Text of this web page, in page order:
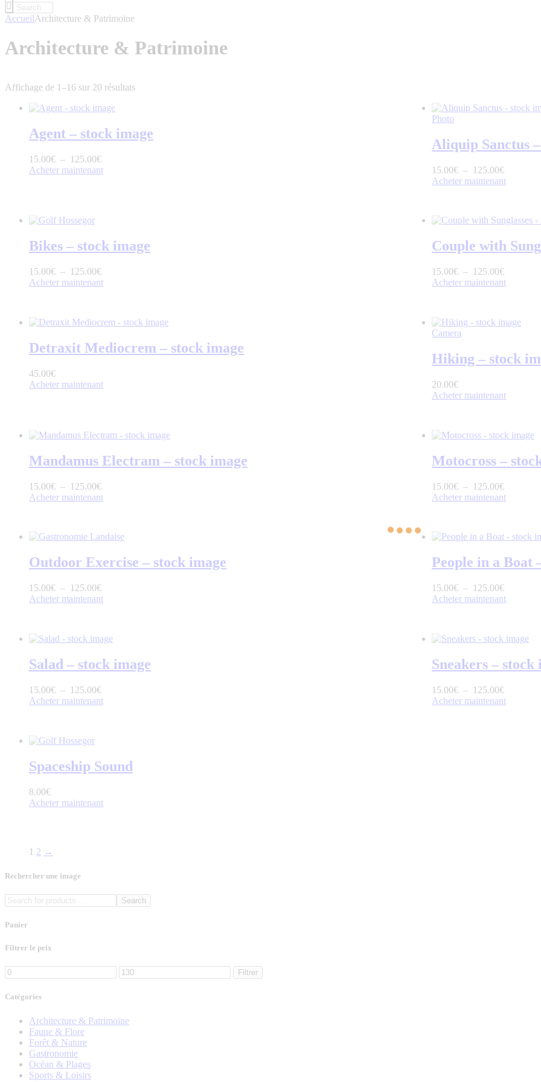
AccueilArchitecture & Patrimoine
Architecture & Patrimoine
Affichage de 1–16 sur 20 résultats
Agent – stock image
15.00€ – 125.00€
Acheter maintenant
Photo
Aliquip Sanctus
15.00€ – 125.00€
Acheter maintenant
Bikes – stock image
15.00€ – 125.00€
Acheter maintenant
Couple with
15.00€ – 125.00€
Acheter maintenant
Detraxit Mediocrem – stock image
45.00€
Acheter maintenant
Camera
Hiking – stock
20.00€
Acheter maintenant
Mandamus Electram – stock image
15.00€ – 125.00€
Acheter maintenant
Motocross –
15.00€ – 125.00€
Acheter maintenant
Outdoor Exercise – stock image
15.00€ – 125.00€
Acheter maintenant
People in a Boat
15.00€ – 125.00€
Acheter maintenant
Salad – stock image
15.00€ – 125.00€
Acheter maintenant
Sneakers – stock
15.00€ – 125.00€
Acheter maintenant
Spaceship Sound
8.00€
Acheter maintenant
1 2 →
Rechercher une image
Search
Panier
Filtrer le prix
Filtrer
Catégories
Architecture & Patrimoine
Faune & Flore
Forêt & Nature
Gastronomie
Océan & Plages
Sports & Loisirs